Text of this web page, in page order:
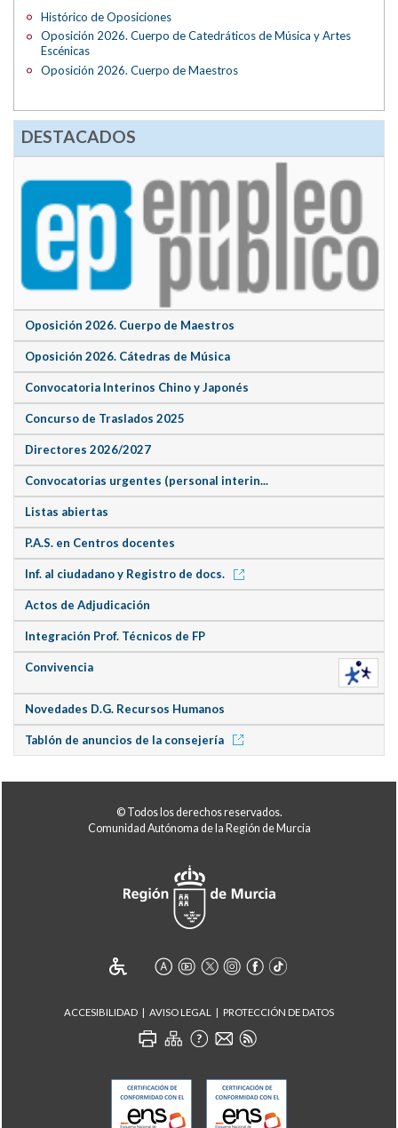
Histórico de Oposiciones
Oposición 2026. Cuerpo de Catedráticos de Música y Artes
Escénicas
Oposición 2026. Cuerpo de Maestros
DESTACADOS
Oposición 2026. Cuerpo de Maestros
Oposición 2026. Cátedras de Música
Convocatoria Interinos Chino y Japonés
Concurso de Traslados 2025
Directores 2026/2027
Convocatorias urgentes (personal interin...
Listas abiertas
P.A.S. en Centros docentes
Inf. al ciudadano y Registro de docs.
Actos de Adjudicación
Integración Prof. Técnicos de FP
Convivencia
Novedades D.G. Recursos Humanos
Tablón de anuncios de la consejería
© Todos los derechos reservados.
Comunidad Autónoma de la Región de Murcia
ACCESIBILIDAD AVISO LEGAL PROTECCIÓN DE DATOS